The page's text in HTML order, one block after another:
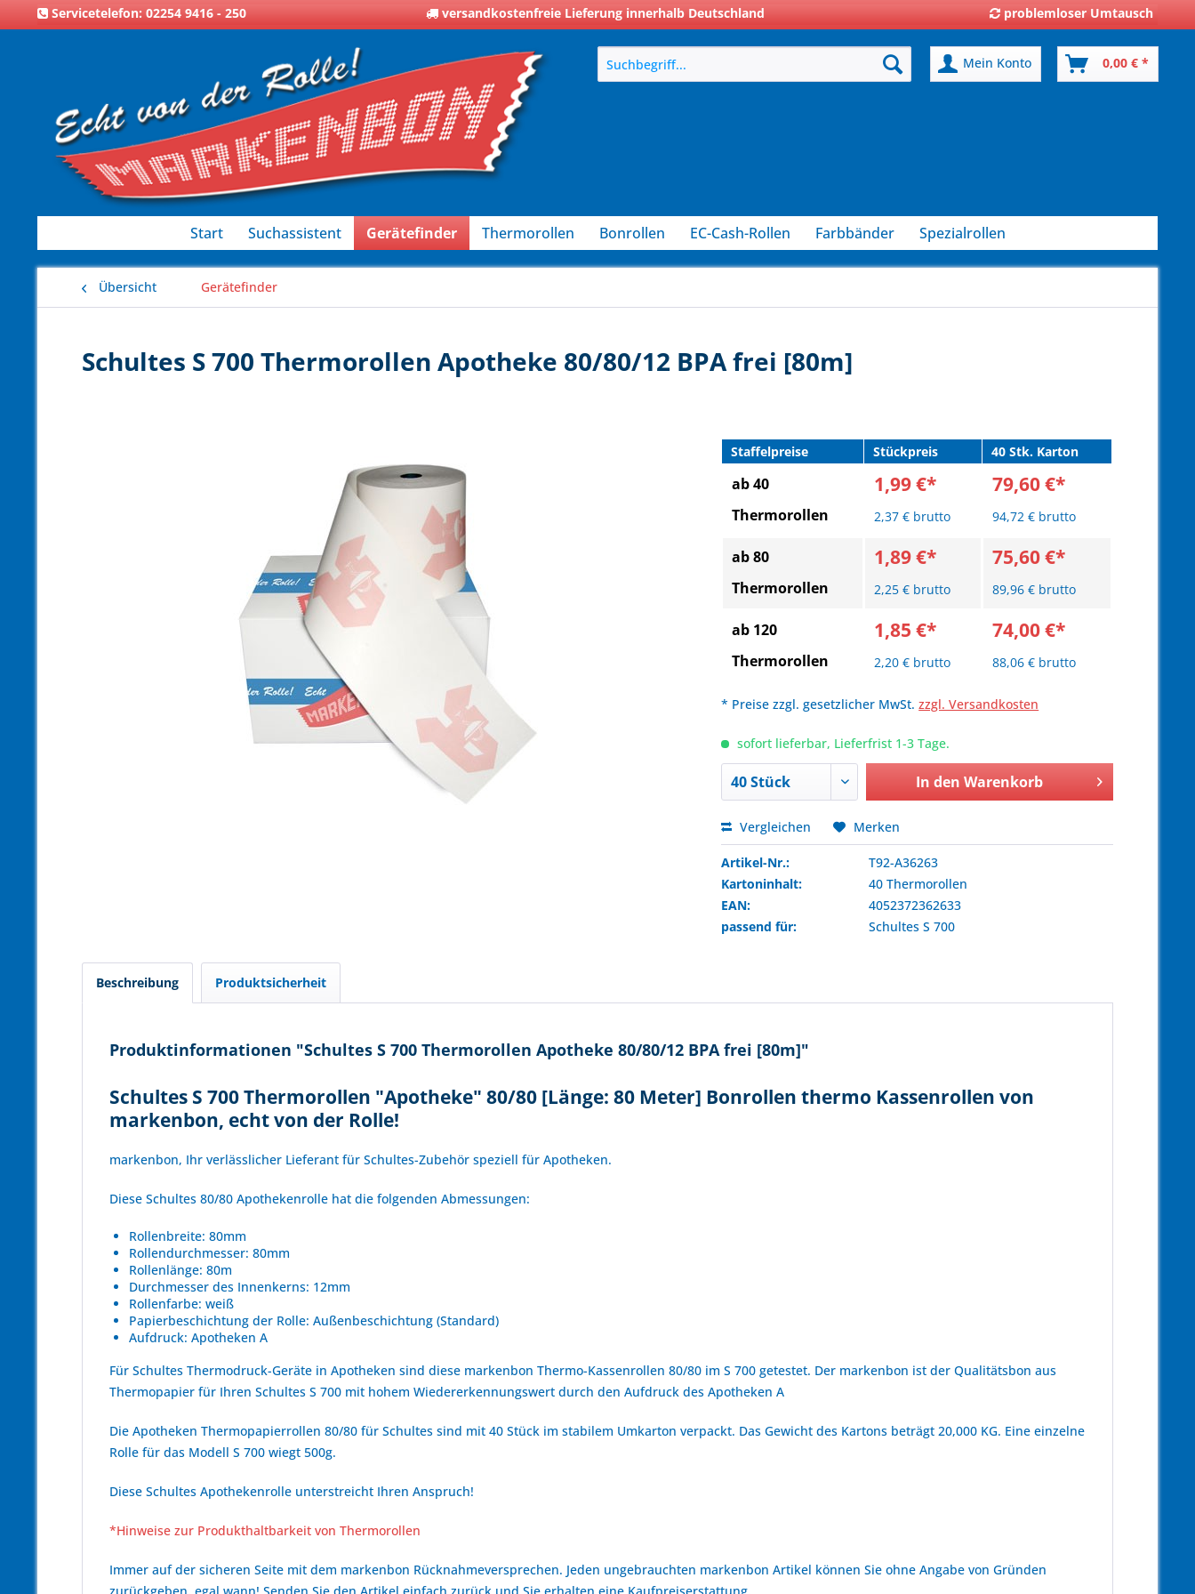
Servicetelefon: 02254 9416 - 250 versandkostenfreie Lieferung innerhalb Deutschland problemloser Umtausch
Mein Konto 0,00 € *
Start Suchassistent Gerätefinder Thermorollen Bonrollen EC-Cash-Rollen Farbbänder Spezialrollen
Übersicht Gerätefinder
Schultes S 700 Thermorollen Apotheke 80/80/12 BPA frei [80m]
Staffelpreise Stückpreis 40 Stk. Karton
ab 40
Thermorollen
1,99 €*
2,37 € brutto
79,60 €*
94,72 € brutto
ab 80
Thermorollen
1,89 €*
2,25 € brutto
75,60 €*
89,96 € brutto
ab 120
Thermorollen
1,85 €*
2,20 € brutto
74,00 €*
88,06 € brutto
* Preise zzgl. gesetzlicher MwSt.zzgl. Versandkosten
sofort lieferbar, Lieferfrist 1-3 Tage.
In den Warenkorb
Vergleichen Merken
Artikel-Nr.:
T92-A36263
Kartoninhalt:
40 Thermorollen
EAN:
4052372362633
passend für:
Schultes S 700
Beschreibung Produktsicherheit
Produktinformationen "Schultes S 700 Thermorollen Apotheke 80/80/12 BPA frei [80m]"
Schultes S 700 Thermorollen "Apotheke" 80/80 [Länge: 80 Meter] Bonrollen thermo Kassenrollen von
markenbon, echt von der Rolle!
markenbon, Ihr verlässlicher Lieferant für Schultes-Zubehör speziell für Apotheken.
Diese Schultes 80/80 Apothekenrolle hat die folgenden Abmessungen:
Rollenbreite: 80mm
Rollendurchmesser: 80mm
Rollenlänge: 80m
Durchmesser des Innenkerns: 12mm
Rollenfarbe: weiß
Papierbeschichtung der Rolle: Außenbeschichtung (Standard)
Aufdruck: Apotheken A
Für Schultes Thermodruck-Geräte in Apotheken sind diese markenbon Thermo-Kassenrollen 80/80 im S 700 getestet. Der markenbon ist der Qualitätsbon aus
Thermopapier für Ihren Schultes S 700 mit hohem Wiedererkennungswert durch den Aufdruck des Apotheken A
Die Apotheken Thermopapierrollen 80/80 für Schultes sind mit 40 Stück im stabilem Umkarton verpackt. Das Gewicht des Kartons beträgt 20,000 KG. Eine einzelne
Rolle für das Modell S 700 wiegt 500g.
Diese Schultes Apothekenrolle unterstreicht Ihren Anspruch!
*Hinweise zur Produkthaltbarkeit von Thermorollen
Immer auf der sicheren Seite mit dem markenbon Rücknahmeversprechen. Jeden ungebrauchten markenbon Artikel können Sie ohne Angabe von Gründen